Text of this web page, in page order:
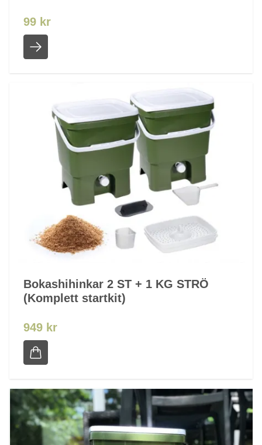
99 kr
Bokashihinkar 2 ST + 1 KG STRÖ
(Komplett startkit)
949 kr